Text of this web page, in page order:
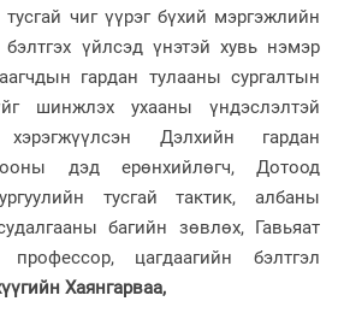
чиг үүрэг бүхий мэргэжлийн
үйлсэд үнэтэй хувь нэмэр
гардан тулааны сургалтын
шинжлэх ухааны үндэслэлтэй
хэрэгжүүлсэн Дэлхийн гардан
дэд ерөнхийлөгч, Дотоод
тусгай тактик, албаны
багийн зөвлөх, Гавьяат
цагдаагийн бэлтгэл
Хаянгарваа,